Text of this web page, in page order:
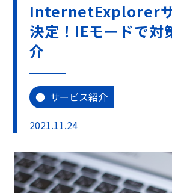
InternetExplorerサ
決定！IEモードで対
介
サービス紹介
2021.11.24